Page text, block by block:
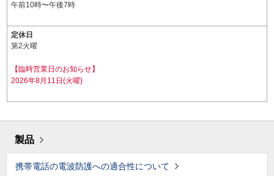
午前10時〜午後7時
定休日
第2火曜
【臨時営業日のお知らせ】
2026年8月11日(火曜)
製品
携帯電話の電波防護への適合性について